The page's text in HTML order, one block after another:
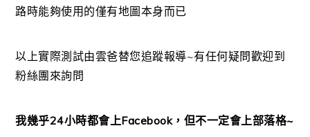
路時能夠使用的僅有地圖本身而已
以上實際測試由雲爸替您追蹤報導~有任何疑問歡迎到
粉絲團來詢問
我幾乎24小時都會上Facebook，但不一定會上部落格~